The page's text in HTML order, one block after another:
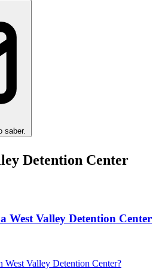
saber.
Detention Center
West Valley Detention Center
West Valley Detention Center?